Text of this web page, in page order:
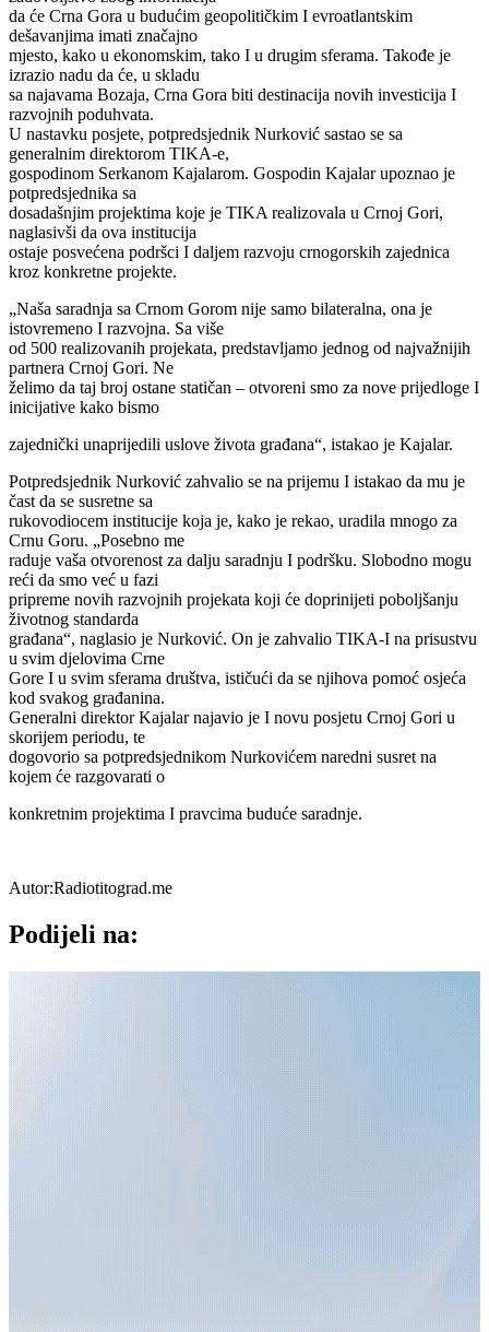
da će Crna Gora u budućim geopolitičkim I evroatlantskim
dešavanjima imati značajno
mjesto, kako u ekonomskim, tako I u drugim sferama. Takođe je
izrazio nadu da će, u skladu
sa najavama Bozaja, Crna Gora biti destinacija novih investicija I
razvojnih poduhvata.
U nastavku posjete, potpredsjednik Nurković sastao se sa
generalnim direktorom TIKA-e,
gospodinom Serkanom Kajalarom. Gospodin Kajalar upoznao je
potpredsjednika sa
dosadašnjim projektima koje je TIKA realizovala u Crnoj Gori,
naglasivši da ova institucija
ostaje posvećena podršci I daljem razvoju crnogorskih zajednica
kroz konkretne projekte.
„Naša saradnja sa Crnom Gorom nije samo bilateralna, ona je
istovremeno I razvojna. Sa više
od 500 realizovanih projekata, predstavljamo jednog od najvažnijih
partnera Crnoj Gori. Ne
želimo da taj broj ostane statičan – otvoreni smo za nove prijedloge I
inicijative kako bismo
zajednički unaprijedili uslove života građana“, istakao je Kajalar.
Potpredsjednik Nurković zahvalio se na prijemu I istakao da mu je
čast da se susretne sa
rukovodiocem institucije koja je, kako je rekao, uradila mnogo za
Crnu Goru. „Posebno me
raduje vaša otvorenost za dalju saradnju I podršku. Slobodno mogu
reći da smo već u fazi
pripreme novih razvojnih projekata koji će doprinijeti poboljšanju
životnog standarda
građana“, naglasio je Nurković. On je zahvalio TIKA-I na prisustvu
u svim djelovima Crne
Gore I u svim sferama društva, ističući da se njihova pomoć osjeća
kod svakog građanina.
Generalni direktor Kajalar najavio je I novu posjetu Crnoj Gori u
skorijem periodu, te
dogovorio sa potpredsjednikom Nurkovićem naredni susret na
kojem će razgovarati o
konkretnim projektima I pravcima buduće saradnje.
Autor:Radiotitograd.me
Podijeli na: